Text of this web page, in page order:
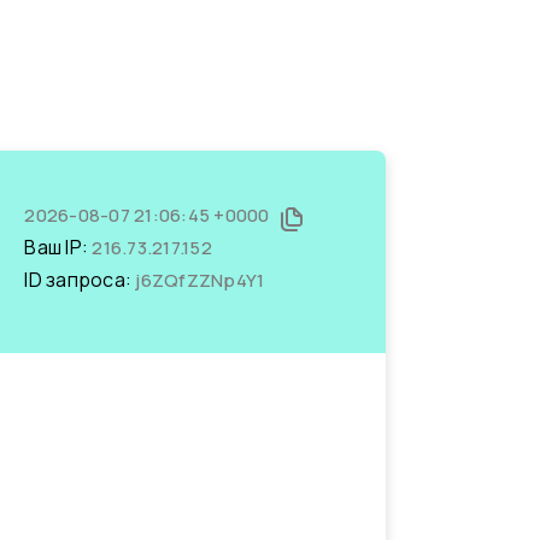
2026-08-07 21:06:45 +0000
Ваш IP:216.73.217.152
ID запроса: j6ZQfZZNp4Y1